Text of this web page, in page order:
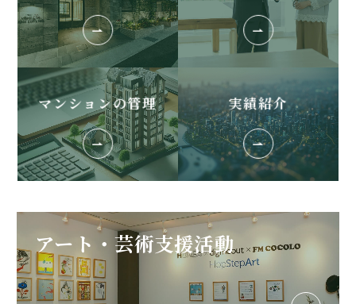
マンションの管理 実績紹介
アート・芸術支援活動